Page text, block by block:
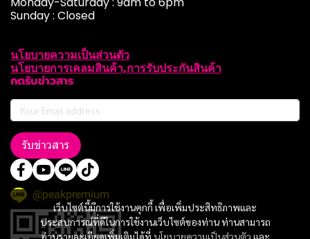
เว็บไซต์นี้มีการใช้งานคุกกี้ เพื่อเพิ่มประสิทธิภาพและ
ประสบการณ์ที่ดีในการใช้งานเว็บไซต์ของท่าน ท่านสามารถ
อ่านรายละเอียดเพิ่มเติมได้ที่ นโยบายความเป็นส่วนตัว และ
Sunday : Closed
นโยบายความเป็นส่วนตัว
นโยบายการเคลมสินค้า,การรับประกันสินค้า
กดรับข่าวสาร
รับข่าวสาร
@peakpremium